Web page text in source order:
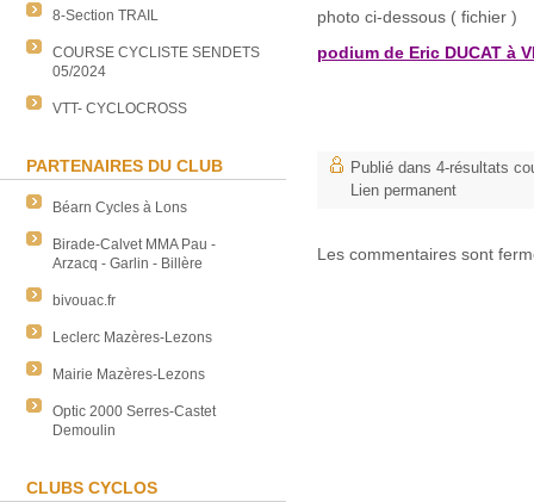
8-Section TRAIL
COURSE CYCLISTE SENDETS
05/2024
VTT- CYCLOCROSS
PARTENAIRES DU CLUB
Béarn Cycles à Lons
Birade-Calvet MMA Pau -
Arzacq - Garlin - Billère
bivouac.fr
Leclerc Mazères-Lezons
Mairie Mazères-Lezons
Optic 2000 Serres-Castet
Demoulin
CLUBS CYCLOS
photo ci-dessous ( fichier )
podium de Eric DUCAT à
Publié dans 4-résultats
Lien permanent
Les commentaires sont